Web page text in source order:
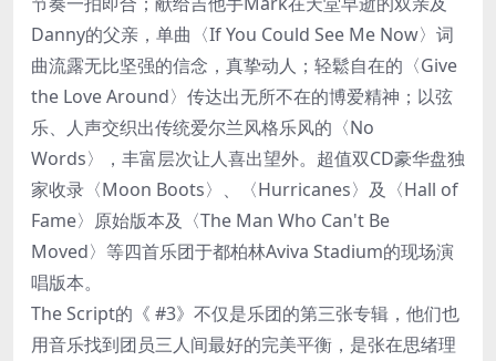
Danny的父亲，单曲〈If You Could See Me Now〉词
曲流露无比坚强的信念，真挚动人；轻鬆自在的〈Give
the Love Around〉传达出无所不在的博爱精神；以弦
乐、人声交织出传统爱尔兰风格乐风的〈No
Words〉，丰富层次让人喜出望外。超值双CD豪华盘独
家收录〈Moon Boots〉、〈Hurricanes〉及〈Hall of
Fame〉原始版本及〈The Man Who Can't Be
Moved〉等四首乐团于都柏林Aviva Stadium的现场演
唱版本。
The Script的《 #3》不仅是乐团的第三张专辑，他们也
用音乐找到团员三人间最好的完美平衡，是张在思绪理